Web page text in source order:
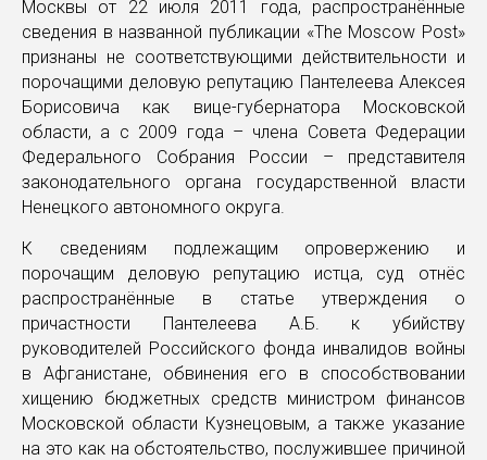
Москвы от 22 июля 2011 года, распространённые
сведения в названной публикации «The Moscow Post»
признаны не соответствующими действительности и
порочащими деловую репутацию Пантелеева Алексея
Борисовича как вице-губернатора Московской
области, а с 2009 года – члена Совета Федерации
Федерального Собрания России – представителя
законодательного органа государственной власти
Ненецкого автономного округа.
К сведениям подлежащим опровержению и
порочащим деловую репутацию истца, суд отнёс
распространённые в статье утверждения о
причастности Пантелеева А.Б. к убийству
руководителей Российского фонда инвалидов войны
в Афганистане, обвинения его в способствовании
хищению бюджетных средств министром финансов
Московской области Кузнецовым, а также указание
на это как на обстоятельство, послужившее причиной